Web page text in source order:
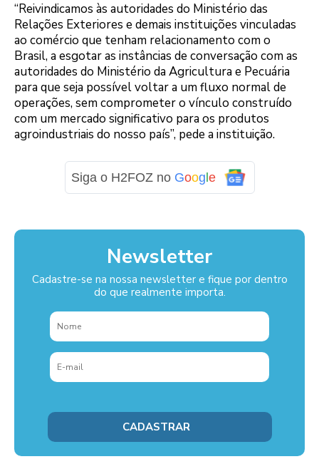
“Reivindicamos às autoridades do Ministério das
Relações Exteriores e demais instituições vinculadas
ao comércio que tenham relacionamento com o
Brasil, a esgotar as instâncias de conversação com as
autoridades do Ministério da Agricultura e Pecuária
para que seja possível voltar a um fluxo normal de
operações, sem comprometer o vínculo construído
com um mercado significativo para os produtos
agroindustriais do nosso país”, pede a instituição.
Siga o H2FOZ no Google
Newsletter
Cadastre-se na nossa newsletter e fique por dentro
do que realmente importa.